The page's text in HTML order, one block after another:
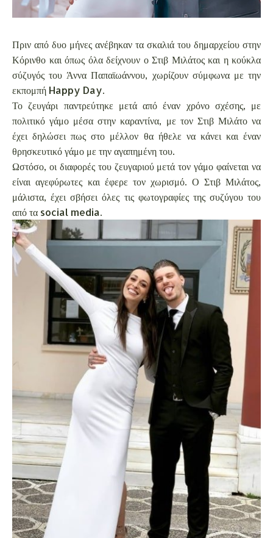
Πριν από δυο μήνες ανέβηκαν τα σκαλιά του δημαρχείου στην
Κόρινθο και όπως όλα δείχνουν ο Στιβ Μιλάτος και η κούκλα
σύζυγός του Άννα Παπαϊωάννου, χωρίζουν σύμφωνα με την
εκπομπή Happy Day.
Το ζευγάρι παντρεύτηκε μετά από έναν χρόνο σχέσης, με
πολιτικό γάμο μέσα στην καραντίνα, με τον Στιβ Μιλάτο να
έχει δηλώσει πως στο μέλλον θα ήθελε να κάνει και έναν
θρησκευτικό γάμο με την αγαπημένη του.
Ωστόσο, οι διαφορές του ζευγαριού μετά τον γάμο φαίνεται να
είναι αγεφύρωτες και έφερε τον χωρισμό. Ο Στιβ Μιλάτος,
μάλιστα, έχει σβήσει όλες τις φωτογραφίες της συζύγου του
από τα social media.